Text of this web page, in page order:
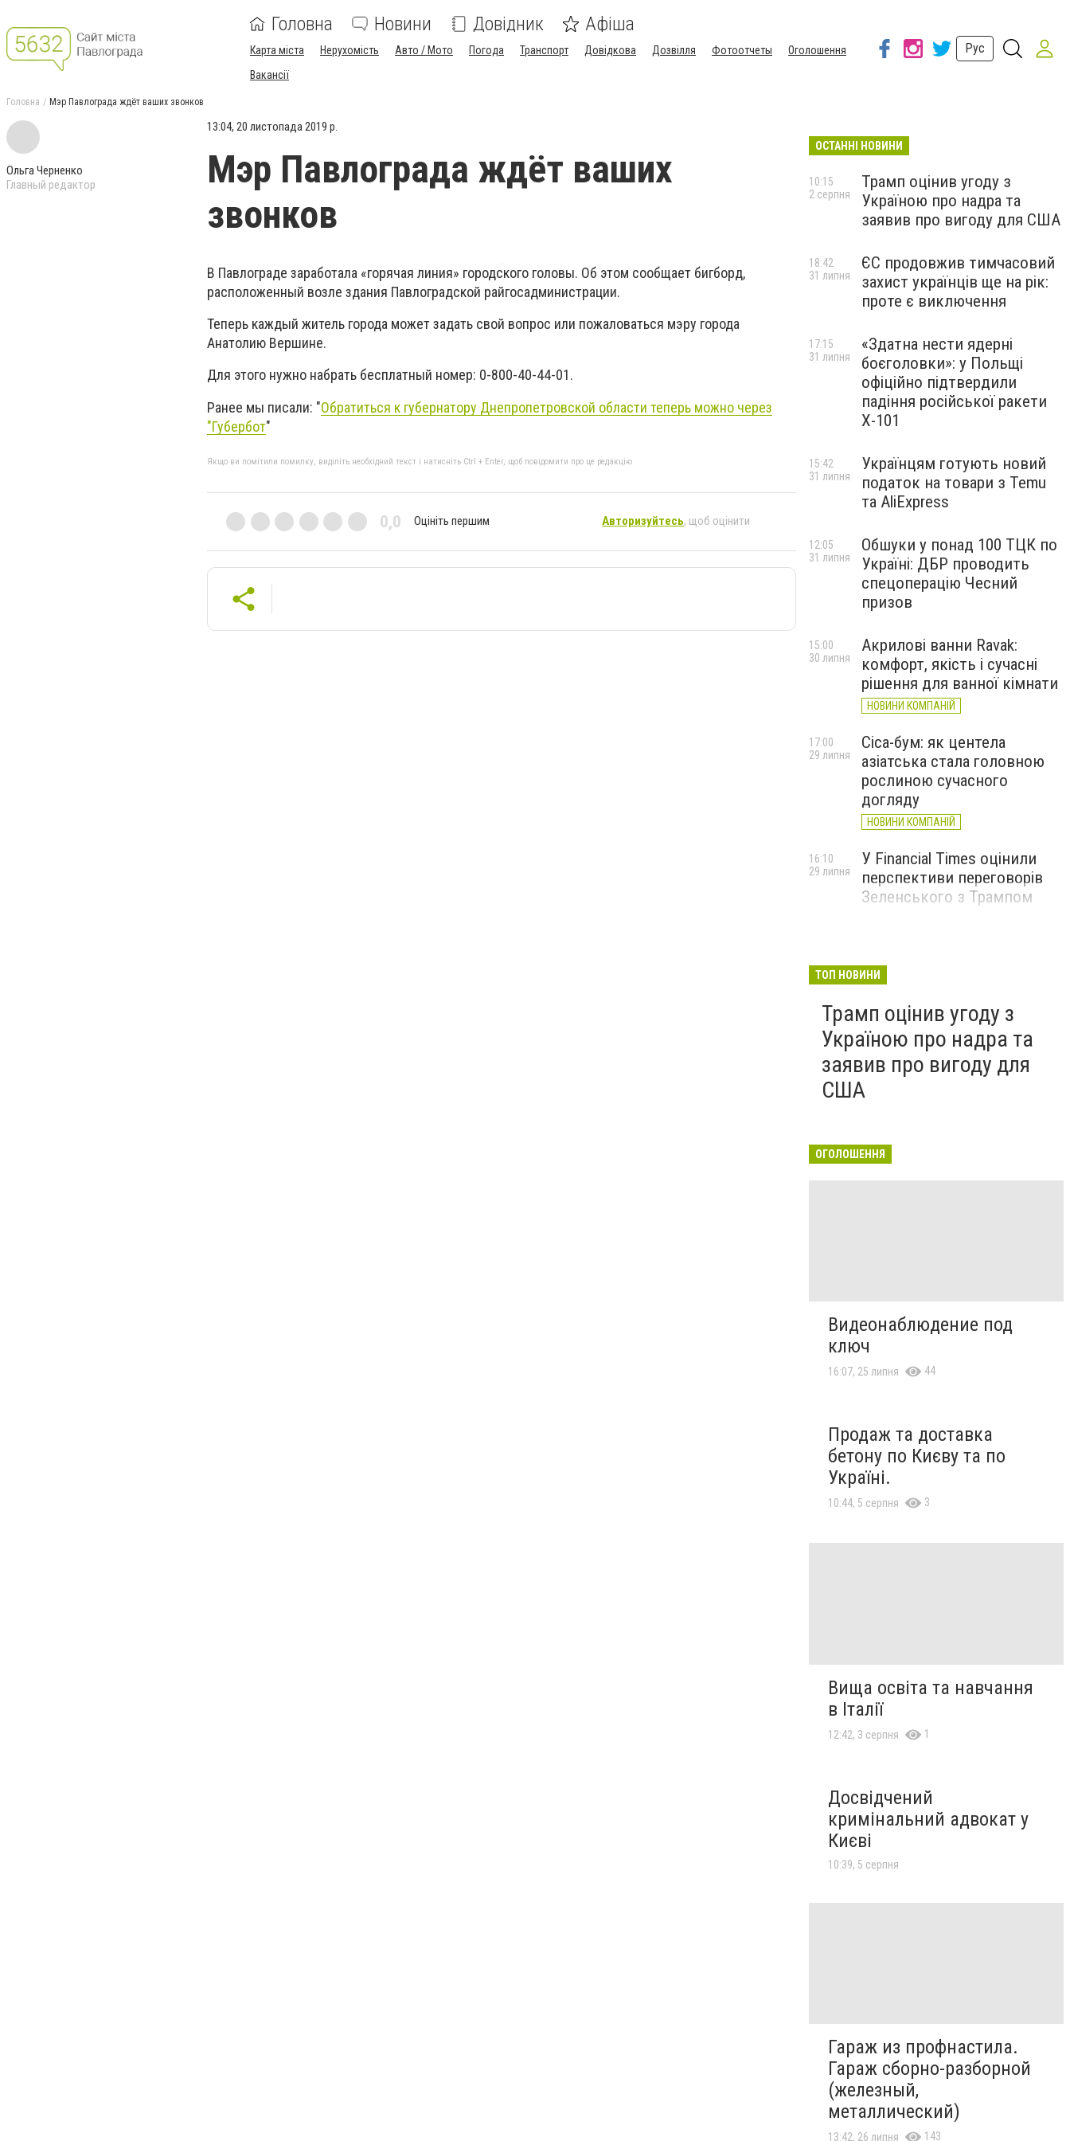
Головна Новини Довідник Афіша
Карта міста Нерухомість Авто / Мото Погода Транспорт Довідкова Дозвілля Фотоотчеты
Оголошення
Вакансії
Рус
Головна Мэр Павлограда ждёт ваших звонков
Ольга Черненко
Главный редактор
13:04, 20 листопада 2019 р.
Мэр Павлограда ждёт ваших
звонков
В Павлограде заработала «горячая линия» городского головы. Об этом сообщает бигборд,
расположенный возле здания Павлоградской райгосадминистрации.
Теперь каждый житель города может задать свой вопрос или пожаловаться мэру города
Анатолию Вершине.
Для этого нужно набрать бесплатный номер: 0-800-40-44-01.
Ранее мы писали: "Обратиться к губернатору Днепропетровской области теперь можно через
"Губербот"
Якщо ви помітили помилку, виділіть необхідний текст і натисніть Ctrl + Enter, щоб повідомити про це редакцію
0,0 Оцініть першим Авторизуйтесь, щоб оцінити
ОСТАННІ НОВИНИ
Трамп оцінив угоду з
Україною про надра та
заявив про вигоду для США
10:15
2 серпня
ЄС продовжив тимчасовий
захист українців ще на рік:
проте є виключення
18:42
31 липня
«Здатна нести ядерні
боєголовки»: у Польщі
офіційно підтвердили
падіння російської ракети
Х-101
17:15
31 липня
Українцям готують новий
податок на товари з Temu
та AliExpress
15:42
31 липня
Обшуки у понад 100 ТЦК по
Україні: ДБР проводить
спецоперацію Чесний
призов
12:05
31 липня
Акрилові ванни Ravak:
комфорт, якість і сучасні
рішення для ванної кімнати
НОВИНИ КОМПАНІЙ
15:00
30 липня
Cica-бум: як центела
азіатська стала головною
рослиною сучасного
догляду
НОВИНИ КОМПАНІЙ
17:00
29 липня
У Financial Times оцінили
перспективи переговорів
Зеленського з Трампом
16:10
29 липня
ТОП НОВИНИ
Трамп оцінив угоду з
Україною про надра та
заявив про вигоду для
США
ОГОЛОШЕННЯ
Видеонаблюдение под
ключ
16:07, 25 липня 44
Продаж та доставка
бетону по Києву та по
Україні.
10:44, 5 серпня 3
Вища освіта та навчання
в Італії
12:42, 3 серпня 1
Досвідчений
кримінальний адвокат у
Києві
10:39, 5 серпня
Гараж из профнастила.
Гараж сборно-разборной
(железный,
металлический)
13:42, 26 липня 143